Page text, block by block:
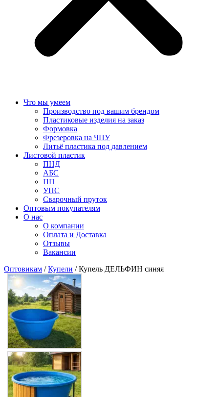
Что мы умеем
Производство под вашим брендом
Пластиковые изделия на заказ
Формовка
Фрезеровка на ЧПУ
Литьё пластика под давлением
Листовой пластик
ПНД
АБС
ПП
УПС
Сварочный пруток
Оптовым покупателям
О нас
О компании
Оплата и Доставка
Отзывы
Вакансии
Оптовикам /Купели / Купель ДЕЛЬФИН синяя